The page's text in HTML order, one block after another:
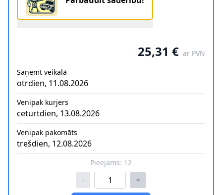
25,31 € ar PVN
Saņemt veikalā
otrdien, 11.08.2026
Venipak kurjers
ceturtdien, 13.08.2026
Venipak pakomāts
trešdien, 12.08.2026
Pieejams: 12
- +